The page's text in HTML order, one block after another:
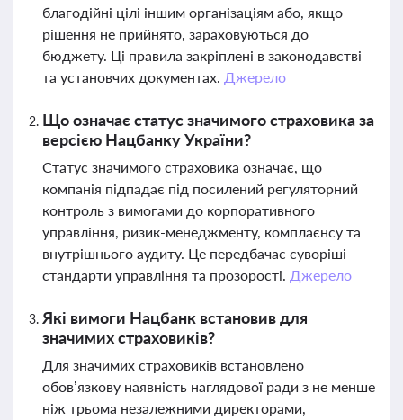
благодійні цілі іншим організаціям або, якщо
рішення не прийнято, зараховуються до
бюджету. Ці правила закріплені в законодавстві
та установчих документах. Джерело
Що означає статус значимого страховика за
версією Нацбанку України?
Статус значимого страховика означає, що
компанія підпадає під посилений регуляторний
контроль з вимогами до корпоративного
управління, ризик-менеджменту, комплаєнсу та
внутрішнього аудиту. Це передбачає суворіші
стандарти управління та прозорості. Джерело
Які вимоги Нацбанк встановив для
значимих страховиків?
Для значимих страховиків встановлено
обов’язкову наявність наглядової ради з не менше
ніж трьома незалежними директорами,